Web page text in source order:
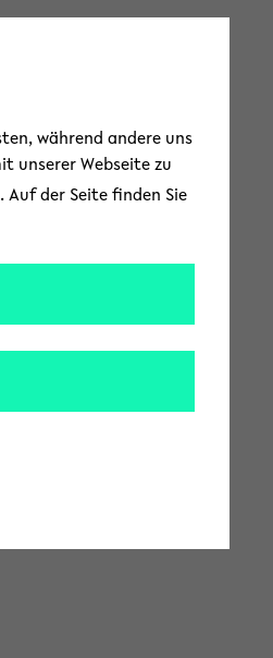
während andere uns
unserer Webseite zu
der Seite finden Sie